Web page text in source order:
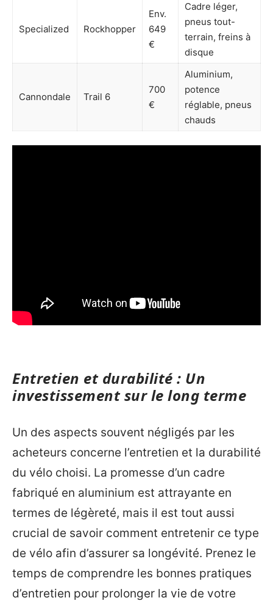
Specialized Rockhopper
Env.
649
€
Cadre léger,
pneus tout-
terrain, freins à
disque
Cannondale Trail 6
700
€
Aluminium,
potence
réglable, pneus
chauds
Entretien et durabilité : Un
investissement sur le long terme
Un des aspects souvent négligés par les
acheteurs concerne l’entretien et la durabilité
du vélo choisi. La promesse d’un cadre
fabriqué en aluminium est attrayante en
termes de légèreté, mais il est tout aussi
crucial de savoir comment entretenir ce type
de vélo afin d’assurer sa longévité. Prenez le
temps de comprendre les bonnes pratiques
d’entretien pour prolonger la vie de votre